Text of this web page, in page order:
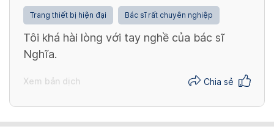
Điều trị melasma / Melasma treatment
1 buổi trong liệu trình 10 buổi, 1 tháng làm 1 buổi / 1
session in a 10 sessions treatment, 1 session per
month
Trang thiết bị hiện đại Bác sĩ rất chuyên nghiệp
Tôi khá hài lòng với tay nghề của bác sĩ
Nghĩa.
Xem bản dịch Chia sẻ